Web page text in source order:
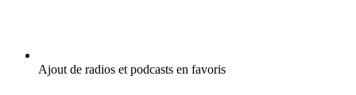
Ajout de radios et podcasts en favoris